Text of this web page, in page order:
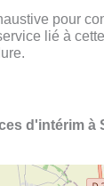
pour
lié à
d'intérim à